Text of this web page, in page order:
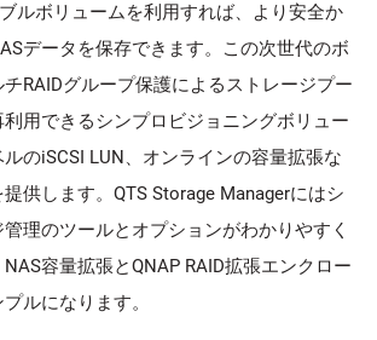
ルボリュームを利用すれば、より安全か
データを保存できます。この次世代のボ
RAIDグループ保護によるストレージプー
利用できるシンプロビジョニングボリュー
のiSCSI LUN、オンラインの容量拡張な
供します。QTS Storage Managerにはシ
理のツールとオプションがわかりやすく
容量拡張とQNAP RAID拡張エンクロー
ルになります。